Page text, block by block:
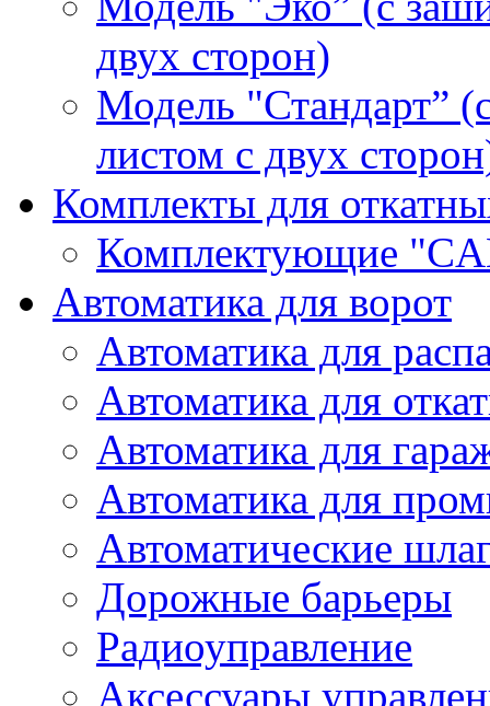
двух сторон)
Модель "Стандарт”
листом с двух
Комплекты для
Комплектующие
Автоматика для ворот
Автоматика для
Автоматика для
Автоматика для
Автоматика для
Автоматические
Дорожные барьеры
Радиоуправление
Аксессуары